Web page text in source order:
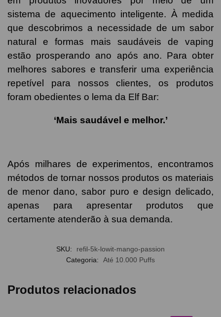
sistema de aquecimento inteligente. À medida
que descobrimos a necessidade de um sabor
natural e formas mais saudáveis de vaping
estão prosperando ano após ano. Para obter
melhores sabores e transferir uma experiência
repetível para nossos clientes, os produtos
foram obedientes o lema da Elf Bar:
‘Mais saudável e melhor.’
Após milhares de experimentos, encontramos
métodos de tornar nossos produtos os materiais
de menor dano, sabor puro e design delicado,
apenas para apresentar produtos que
certamente atenderão à sua demanda.
SKU:
refil-5k-lowit-mango-passion
Categoria:
Até 10.000 Puffs
Produtos relacionados